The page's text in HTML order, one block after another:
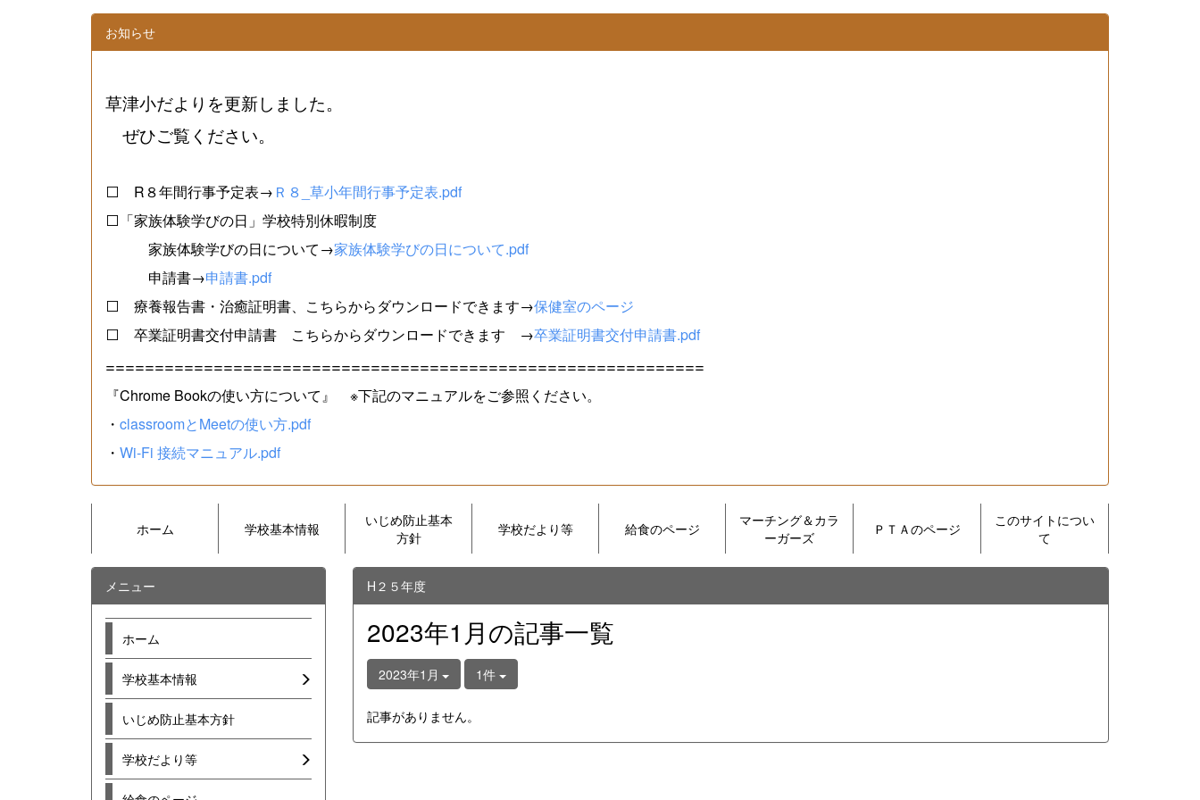
お知らせ
草津小だよりを更新しました。
ぜひご覧ください。
⬜ R８年間行事予定表→ Ｒ８_草小年間行事予定表.pdf
⬜「家族体験学びの日」学校特別休暇制度
家族体験学びの日について→家族体験学びの日について.pdf
申請書→申請書.pdf
⬜ 療養報告書・治癒証明書、こちらからダウンロードできます→保健室のページ
⬜ 卒業証明書交付申請書 こちらからダウンロードできます →卒業証明書交付申請書.pdf
=============================================================
『Chrome Bookの使い方について』 ※下記のマニュアルをご参照ください。
・ classroomとMeetの使い方.pdf
・ Wi-Fi 接続マニュアル.pdf
ホーム 学校基本情報
いじめ防止基本
方針
学校だより等 給食のページ
マーチング＆カラ
ーガーズ
ＰＴＡのページ
このサイトについ
て
H２５年度
2023年1月の記事一覧
2023年1月 1件
記事がありません。
メニュー
ホーム
学校基本情報
いじめ防止基本方針
学校だより等